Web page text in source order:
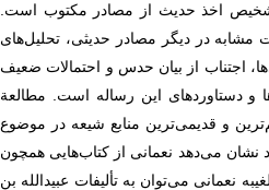
اخذ حدیث از مصادر مکتوب است.
مشابه در دیگر مصادر حدیثی، تحلیل‌های
اجتناب از بیان حدس و احتمالات ضعیف
و دستاوردهای این رساله است. مطالعة
و قدیمی‌ترین منابع شیعه در موضوع
نشان می‌دهد نعمانی از کتاب‌هایی همچون
نعمانی می‌توان به تألیفات عبید‌الله بن